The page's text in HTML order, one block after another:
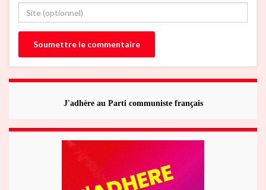
J'adhère au Parti communiste français